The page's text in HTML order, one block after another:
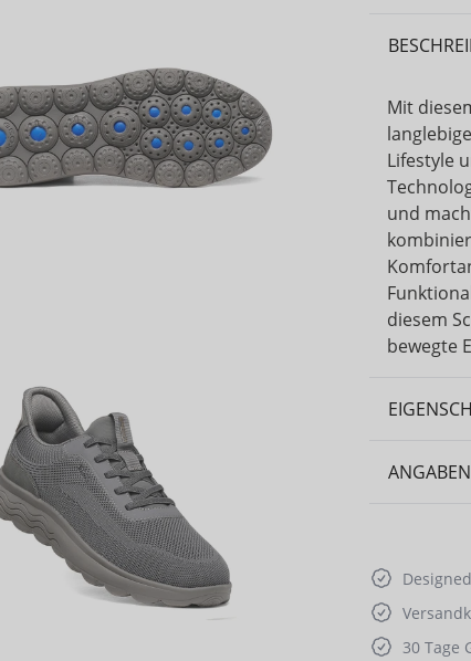
Mit
Lifestyle
und
diesem
bewegte
30 Tage